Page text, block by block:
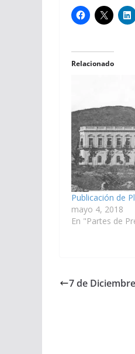
Relacionado
Publicación de
mayo 4, 2018
En "Partes de
7 de